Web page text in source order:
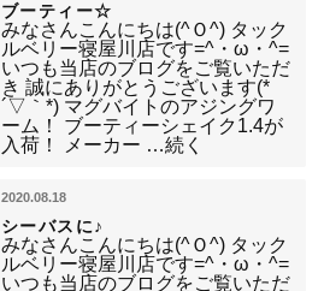
ブーティー☆
みなさんこんにちは(^Ｏ^) タック
ルベリー寝屋川店です=^・ω・^=
いつも当店のブログをご覧いただ
き 誠にありがとうございます(*
´▽｀*) マグバイトのアジングワ
ーム！ ブーティーシェイク1.4が
入荷！ メーカー …続く
2020.08.18
シーバスに♪
みなさんこんにちは(^Ｏ^) タック
ルベリー寝屋川店です=^・ω・^=
いつも当店のブログをご覧いただ